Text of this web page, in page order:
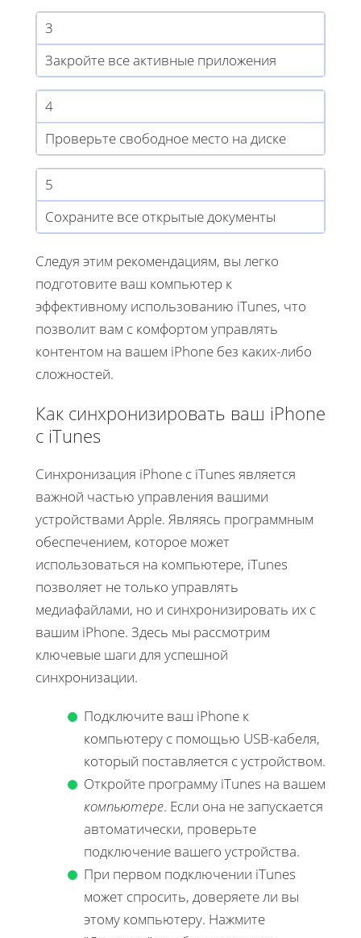
3
Закройте все активные приложения
4
Проверьте свободное место на диске
5
Сохраните все открытые документы
Следуя этим рекомендациям, вы легко
подготовите ваш компьютер к
эффективному использованию iTunes, что
позволит вам с комфортом управлять
контентом на вашем iPhone без каких-либо
сложностей.
Как синхронизировать ваш iPhone
с iTunes
Синхронизация iPhone с iTunes является
важной частью управления вашими
устройствами Apple. Являясь программным
обеспечением, которое может
использоваться на компьютере, iTunes
позволяет не только управлять
медиафайлами, но и синхронизировать их с
вашим iPhone. Здесь мы рассмотрим
ключевые шаги для успешной
синхронизации.
Подключите ваш iPhone к
компьютеру с помощью USB-кабеля,
который поставляется с устройством.
Откройте программу iTunes на вашем
компьютере. Если она не запускается
автоматически, проверьте
подключение вашего устройства.
При первом подключении iTunes
может спросить, доверяете ли вы
этому компьютеру. Нажмите